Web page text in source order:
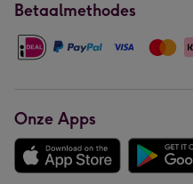
Betaalmethodes
Onze Apps